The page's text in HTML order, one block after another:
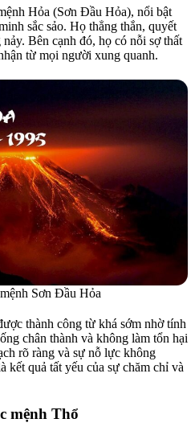
Hỏa (Sơn Đầu Hỏa), nổi bật
sắc sảo. Họ thẳng thắn, quyết
Bên cạnh đó, họ có nỗi sợ thất
từ mọi người xung quanh.
Sơn Đầu Hỏa
thành công từ khá sớm nhờ tính
chân thành và không làm tổn hại
rõ ràng và sự nỗ lực không
kết quả tất yếu của sự chăm chỉ và
mệnh Thổ